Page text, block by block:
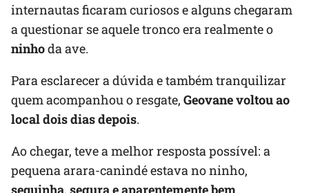
internautas ficaram curiosos e alguns chegaram
a questionar se aquele tronco era realmente o
ninhoda ave.
Para esclarecer a dúvida e também tranquilizar
quem acompanhou o resgate, Geovane voltou ao
local dois dias depois.
Ao chegar, teve a melhor resposta possível: a
pequena arara-canindé estava no ninho,
sequinha, segura e aparentemente bem